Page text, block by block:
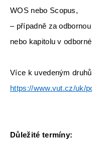
WOS nebo Scopus,
– případně za
nebo kapitolu v
Více k uvedeným
https://www.vut.cz/uk/
Důležité termíny: